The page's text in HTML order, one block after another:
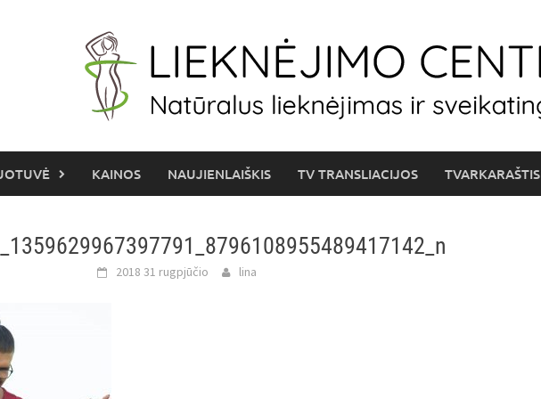
KAINOS NAUJIENLAIŠKIS TV TRANSLIACIJOS TVARKARAŠTIS
2018 31 rugpjūčio lina